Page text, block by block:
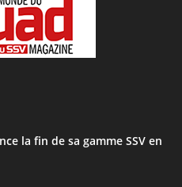
la fin de sa gamme SSV en